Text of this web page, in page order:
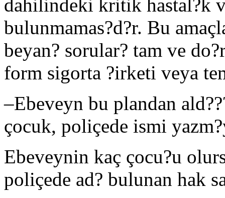
dahilindeki kritik hastal?k
bulunmamas?d?r. Bu
beyan? sorular? tam ve
form sigorta ?irketi veya
–Ebeveyn bu plandan
çocuk, poliçede ismi
Ebeveynin kaç çocu?u
poliçede ad? bulunan hak